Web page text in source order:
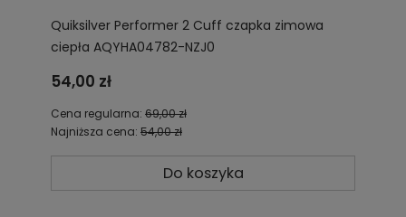
Quiksilver Performer 2 Cuff czapka zimowa
ciepła AQYHA04782-NZJ0
54,00 zł
Cena regularna: 69,00 zł
Najniższa cena: 54,00 zł
Do koszyka